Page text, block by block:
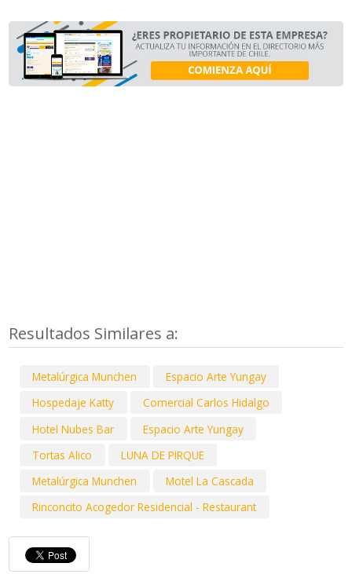
Resultados Similares a:
Metalúrgica Munchen
Espacio Arte Yungay
Hospedaje Katty
Comercial Carlos Hidalgo
Hotel Nubes Bar
Espacio Arte Yungay
Tortas Alico
LUNA DE PIRQUE
Metalúrgica Munchen
Motel La Cascada
Rinconcito Acogedor Residencial - Restaurant